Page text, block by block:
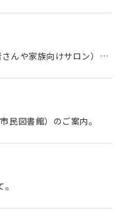
向けサロン）を開催します。
民図書館）のご案内。